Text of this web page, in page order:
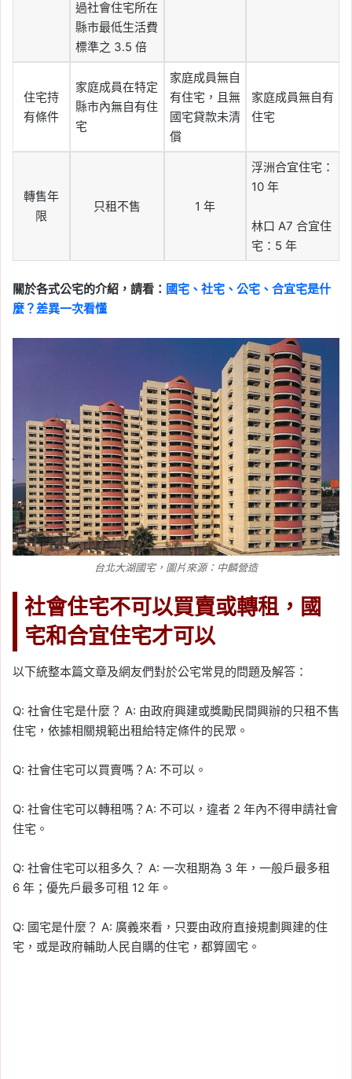
過社會住宅所在
縣市最低生活費
標準之 3.5 倍
住宅持
有條件
家庭成員在特定
縣市內無自有住
宅
家庭成員無自
有住宅，且無
國宅貸款未清
償
家庭成員無自有
住宅
轉售年
限
只租不售 1 年
浮洲合宜住宅：
10 年
林口 A7 合宜住
宅：5 年
關於各式公宅的介紹，請看： 國宅、社宅、公宅、合宜宅是什
麼？差異一次看懂
台北大湖國宅，圖片來源：中麟營造
社會住宅不可以買賣或轉租，國
宅和合宜住宅才可以
以下統整本篇文章及網友們對於公宅常見的問題及解答：
Q: 社會住宅是什麼？ A: 由政府興建或獎勵民間興辦的只租不售
住宅，依據相關規範出租給特定條件的民眾。
Q: 社會住宅可以買賣嗎？A: 不可以。
Q: 社會住宅可以轉租嗎？A: 不可以，違者 2 年內不得申請社會
住宅。
Q: 社會住宅可以租多久？ A: 一次租期為 3 年，一般戶最多租
6 年；優先戶最多可租 12 年。
Q: 國宅是什麼？ A: 廣義來看，只要由政府直接規劃興建的住
宅，或是政府輔助人民自購的住宅，都算國宅。